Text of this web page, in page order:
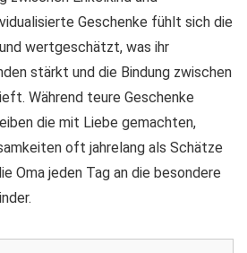
Geschenke fühlt sich die
wertgeschätzt, was ihr
stärkt und die Bindung zwischen
Während teure Geschenke
die mit Liebe gemachten,
oft jahrelang als Schätze
Oma jeden Tag an die besondere